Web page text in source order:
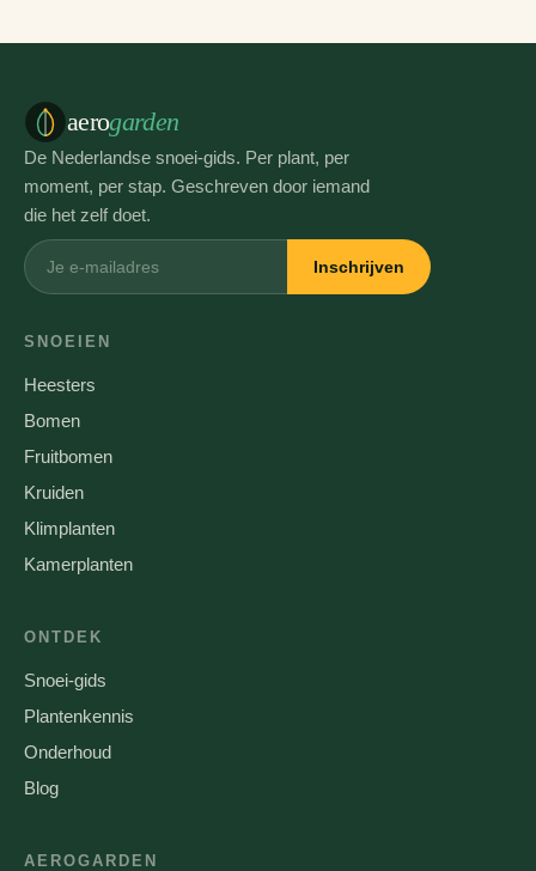
aerogarden
De Nederlandse snoei-gids. Per plant, per
moment, per stap. Geschreven door iemand
die het zelf doet.
Inschrijven
SNOEIEN
Heesters
Bomen
Fruitbomen
Kruiden
Klimplanten
Kamerplanten
ONTDEK
Snoei-gids
Plantenkennis
Onderhoud
Blog
AEROGARDEN